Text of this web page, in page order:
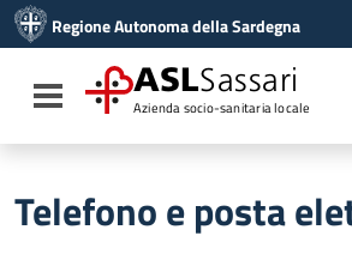
Vai al menu di navigazione
Vai al footer
Regione Autonoma della Sardegna
Toggle navigation
ASLSassari
Azienda socio-sanitaria locale
Telefono e posta